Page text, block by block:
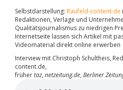
Selbstdarstellung: Raufeld-content.de
Redaktionen, Verlage und
Qualitätsjournalismus zu niedrigen
Internetseite lassen sich Artikel mit
Videomaterial direkt online erwerben
Interview mit Christoph Schultheis,
content.de,
frühertaz, netzeitung.de, Berliner